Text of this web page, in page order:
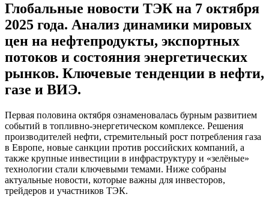
Глобальные новости ТЭК на 7 октября
2025 года. Анализ динамики мировых
цен на нефтепродукты, экспортных
потоков и состояния энергетических
рынков. Ключевые тенденции в нефти,
газе и ВИЭ.
Первая половина октября ознаменовалась бурным развитием
событий в топливно‑энергетическом комплексе. Решения
производителей нефти, стремительный рост потребления газа
в Европе, новые санкции против российских компаний, а
также крупные инвестиции в инфраструктуру и «зелёные»
технологии стали ключевыми темами. Ниже собраны
актуальные новости, которые важны для инвесторов,
трейдеров и участников ТЭК.